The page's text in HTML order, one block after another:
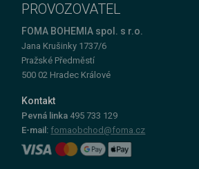
PROVOZOVATEL
FOMA BOHEMIA spol. s r.o.
Jana Krušinky 1737/6
Pražské Předměstí
500 02 Hradec Králové
Kontakt
Pevná linka 495 733 129
E-mail: fomaobchod@foma.cz